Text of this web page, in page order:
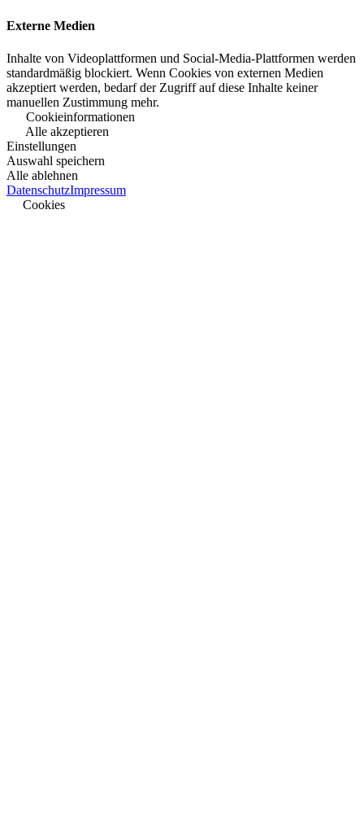
Externe Medien
Inhalte von Videoplattformen und Social-Media-Plattformen werden
standardmäßig blockiert. Wenn Cookies von externen Medien
akzeptiert werden, bedarf der Zugriff auf diese Inhalte keiner
manuellen Zustimmung mehr.
Cookieinformationen
Alle akzeptieren
Einstellungen
Auswahl speichern
Alle ablehnen
DatenschutzImpressum
Cookies